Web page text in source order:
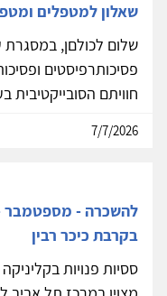
שאלון למטפלים
שלום לכולםן,
פסיכותרפיסטים
חוויתם הסובייקטיבית
7/7/2026
להשכרה - מספטמבר -
בקרבת כיכר רבין
ססיות פנויות